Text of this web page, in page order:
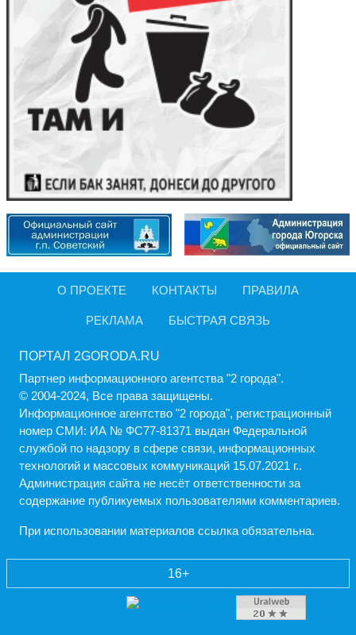
О ПРОЕКТЕ КОНТАКТЫ ПРАВИЛА
РЕКЛАМА БЫСТРАЯ СВЯЗЬ
ПОРТАЛ 2GORODA.RU
Партнер информационного агентства "2 города".
© 2004-2024, Все права защищены.
Информационное агентство "2 города", регистрационный
номер СМИ: ИА № ФС77-81371 выдан Федеральной
службой по надзору в сфере связи, информационных
технологий и массовых коммуникаций 15.07.2021 г..
Администрация cайта не несёт ответственности за
содержание публикуемых пользователями комментариев.
При использовании материалов ссылка обязательна.
16+